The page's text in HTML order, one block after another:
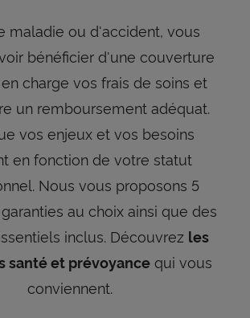
maladie ou d'accident, vous
bénéficier d'une couverture
charge vos frais de soins et
un remboursement adéquat.
vos enjeux et vos besoins
en fonction de votre statut
Nous vous proposons 5
au choix ainsi que des
inclus. Découvrez les
santé et prévoyance qui vous
conviennent.